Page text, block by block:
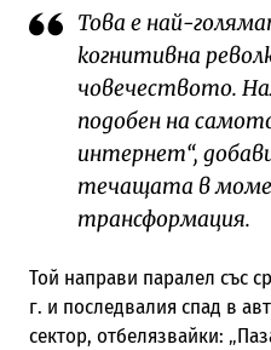
Това е най-
когнитивна
човечеството.
подобен на
интернет“,
течащата в
трансформация.
Той направи паралел със
г. и последвалия спад в
сектор, отбелязвайки: